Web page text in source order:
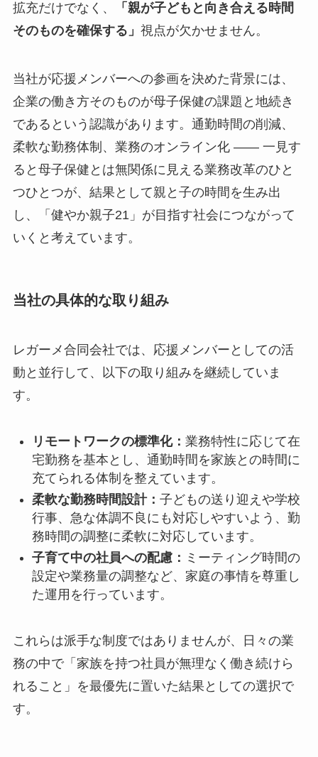
拡充だけでなく、
「親が子どもと向き合える時間
そのものを確保する」 視点が欠かせません。
当社が応援メンバーへの参画を決めた背景には、
企業の働き方そのものが母子保健の課題と地続き
であるという認識があります。通勤時間の削減、
柔軟な勤務体制、業務のオンライン化 ―― 一見す
ると母子保健とは無関係に見える業務改革のひと
つひとつが、結果として親と子の時間を生み出
し、「健やか親子21」が目指す社会につながって
いくと考えています。
当社の具体的な取り組み
レガーメ合同会社では、応援メンバーとしての活
動と並行して、以下の取り組みを継続していま
す。
リモートワークの標準化： 業務特性に応じて在
宅勤務を基本とし、通勤時間を家族との時間に
充てられる体制を整えています。
柔軟な勤務時間設計： 子どもの送り迎えや学校
行事、急な体調不良にも対応しやすいよう、勤
務時間の調整に柔軟に対応しています。
子育て中の社員への配慮： ミーティング時間の
設定や業務量の調整など、家庭の事情を尊重し
た運用を行っています。
これらは派手な制度ではありませんが、日々の業
務の中で「家族を持つ社員が無理なく働き続けら
れること」を最優先に置いた結果としての選択で
す。